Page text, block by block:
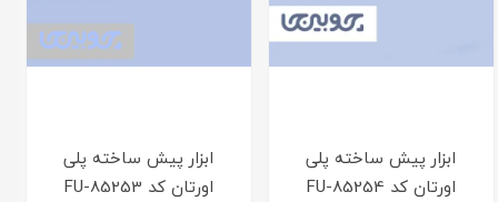
ابزار پیش ساخته پلی
اورتان کد FU-85254
ابزار پیش ساخته پلی
اورتان کد FU-85253